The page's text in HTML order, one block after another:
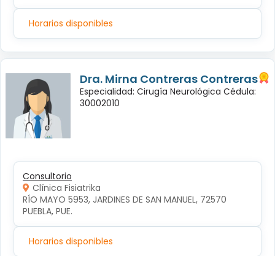
Horarios disponibles
Dra. Mirna Contreras Contreras
Especialidad: Cirugía Neurológica Cédula:
30002010
Consultorio
Clínica Fisiatrika
RÍO MAYO 5953, JARDINES DE SAN MANUEL, 72570
PUEBLA, PUE.
Horarios disponibles